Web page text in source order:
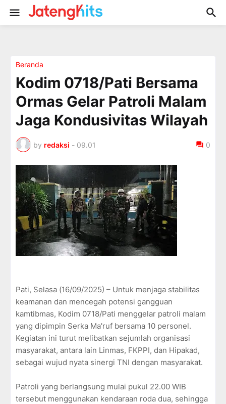
Beranda
Kodim 0718/Pati Bersama
Ormas Gelar Patroli Malam
Jaga Kondusivitas Wilayah
by redaksi - 09.01 0
Pati, Selasa (16/09/2025) – Untuk menjaga stabilitas
keamanan dan mencegah potensi gangguan
kamtibmas, Kodim 0718/Pati menggelar patroli malam
yang dipimpin Serka Ma'ruf bersama 10 personel.
Kegiatan ini turut melibatkan sejumlah organisasi
masyarakat, antara lain Linmas, FKPPI, dan Hipakad,
sebagai wujud nyata sinergi TNI dengan masyarakat.
Patroli yang berlangsung mulai pukul 22.00 WIB
tersebut menggunakan kendaraan roda dua, sehingga